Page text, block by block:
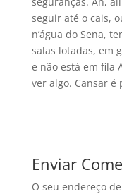
seguir até o cais,
n’água do Sena,
salas lotadas, em
e não está em fila
ver algo. Cansar
Enviar
O seu endereço